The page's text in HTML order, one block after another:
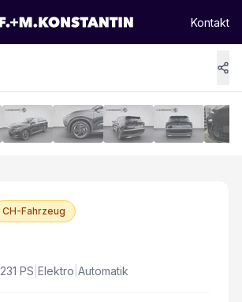
Kontakt
CH-Fahrzeug
231 PS Elektro Automatik